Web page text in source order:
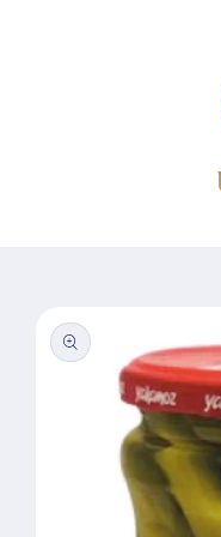
product
information